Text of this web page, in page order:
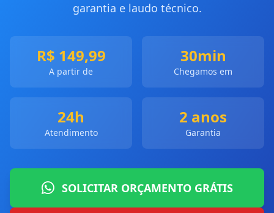
garantia e laudo técnico.
R$ 149,99
A partir de
30min
Chegamos em
24h
Atendimento
2 anos
Garantia
SOLICITAR ORÇAMENTO GRÁTIS